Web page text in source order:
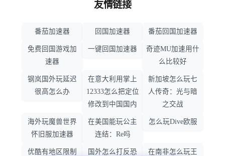
友情链接
番茄加速器 回国加速器 番茄回国加速器
免费回国游戏加
速器
一键回国加速器
奇迹MU加速用什
么比较好
钢岚国外玩延迟
很高怎么办
在意大利用掌上
12333怎么把定位
修改到中国国内
新加坡怎么玩七
人传奇：光与暗
之交战
海外玩魔兽世界
怀旧服加速器
在美国能玩公主
连结：Re吗
怎么玩Dive欧服
优酷有地区限制 国外怎么打反恐 在南非怎么玩王